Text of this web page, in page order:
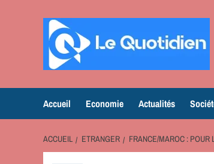
Accueil Economie Actualités
ACCUEIL ETRANGER FRANCE/MAROC : POUR